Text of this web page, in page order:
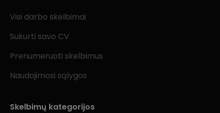
Visi darbo skelbimai
Sukurti savo CV
Prenumeruoti skelbimus
Naudojimosi sąlygos
Skelbimų kategorijos